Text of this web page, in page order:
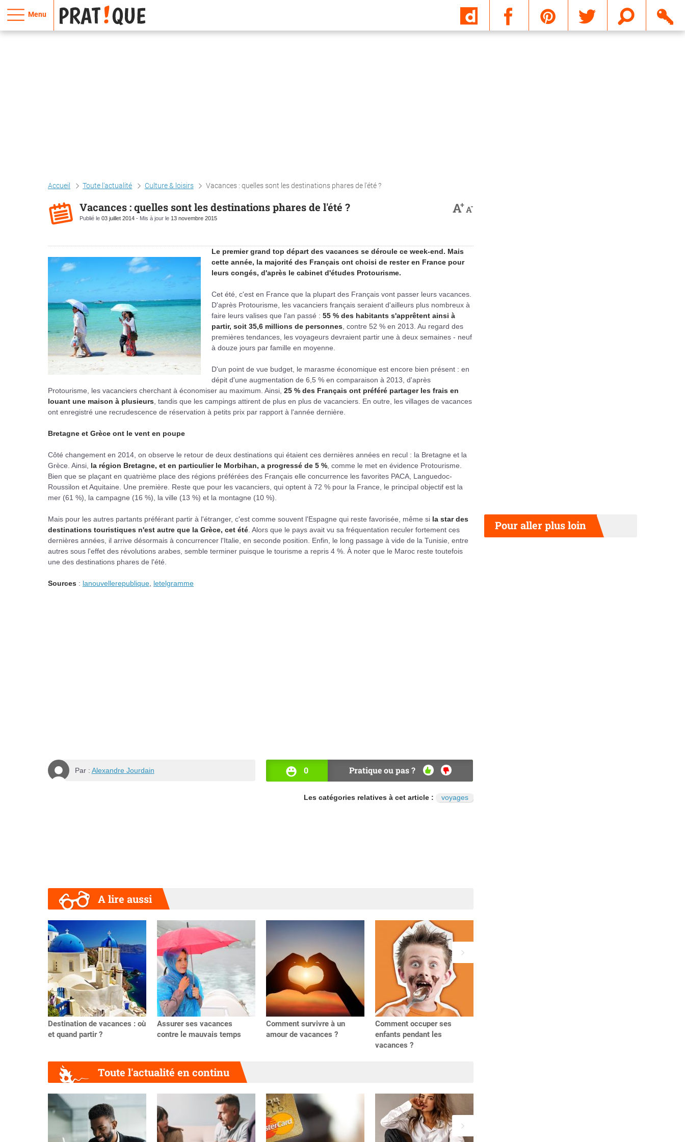
Menu
Accueil Toute l'actualité Culture & loisirs Vacances : quelles sont les destinations phares de l'été ?
Vacances : quelles sont les destinations phares de l'été ?
Publié le 03 juillet 2014 - Mis à jour le 13 novembre 2015
A+A-
Le premier grand top départ des vacances se déroule ce week-end. Mais
cette année, la majorité des Français ont choisi de rester en France pour
leurs congés, d'après le cabinet d'études Protourisme.
Cet été, c'est en France que la plupart des Français vont passer leurs vacances.
D'après Protourisme, les vacanciers français seraient d'ailleurs plus nombreux à
faire leurs valises que l'an passé : 55 % des habitants s'apprêtent ainsi à
partir, soit 35,6 millions de personnes , contre 52 % en 2013. Au regard des
premières tendances, les voyageurs devraient partir une à deux semaines - neuf
à douze jours par famille en moyenne.
D'un point de vue budget, le marasme économique est encore bien présent : en
dépit d'une augmentation de 6,5 % en comparaison à 2013, d'après
Protourisme, les vacanciers cherchant à économiser au maximum. Ainsi, 25 % des Français ont préféré partager les frais en
louant une maison à plusieurs , tandis que les campings attirent de plus en plus de vacanciers. En outre, les villages de vacances
ont enregistré une recrudescence de réservation à petits prix par rapport à l'année dernière.
Bretagne et Grèce ont le vent en poupe
Côté changement en 2014, on observe le retour de deux destinations qui étaient ces dernières années en recul : la Bretagne et la
Grèce. Ainsi, la région Bretagne, et en particulier le Morbihan, a progressé de 5 % , comme le met en évidence Protourisme.
Bien que se plaçant en quatrième place des régions préférées des Français elle concurrence les favorites PACA, Languedoc-
Roussilon et Aquitaine. Une première. Reste que pour les vacanciers, qui optent à 72 % pour la France, le principal objectif est la
mer (61 %), la campagne (16 %), la ville (13 %) et la montagne (10 %).
Mais pour les autres partants préférant partir à l'étranger, c'est comme souvent l'Espagne qui reste favorisée, même si la star des
destinations touristiques n'est autre que la Grèce, cet été . Alors que le pays avait vu sa fréquentation reculer fortement ces
dernières années, il arrive désormais à concurrencer l'Italie, en seconde position. Enfin, le long passage à vide de la Tunisie, entre
autres sous l'effet des révolutions arabes, semble terminer puisque le tourisme a repris 4 %. À noter que le Maroc reste toutefois
une des destinations phares de l'été.
Sources : lanouvellerepublique letelgramme
Par : Alexandre Jourdain 0 Pratique ou pas ?
OUI NON
Les catégories relatives à cet article : voyages
A lire aussi
Destination de vacances : où
et quand partir ?
Assurer ses vacances
contre le mauvais temps
Comment survivre à un
amour de vacances ?
Comment occuper ses
enfants pendant les
vacances ?
Précédent
Toute l'actualité en continu
Précédent
Pour aller plus loin